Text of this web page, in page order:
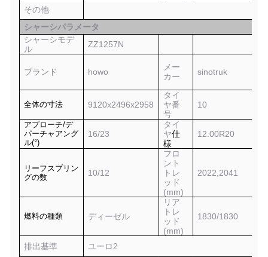
その他
シャーシパラメータ
シャーシモデ
ル
ZZ1257N
ブランド howo
メー
カー
sinotruk
全体の寸法 9120x2496x2958
タイ
ヤ番
号
10
アプローチ/デ
パーチャアング
ル(°)
16/23
タイ
ヤ仕
様
1 2 .00R20
リーフスプリン
グの数
10/12
フロ
ント
トレ
ッド
(mm)
2022,2041
燃料の種類 ディーゼル
リア
トレ
ッド
(mm)
1830/1830
排出基準
ユーロ2